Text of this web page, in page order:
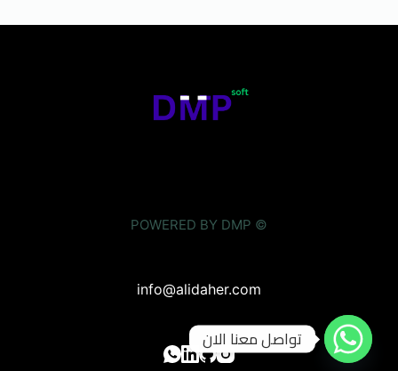
© POWERED BY DMP
info@alidaher.com
تواصل معنا الان